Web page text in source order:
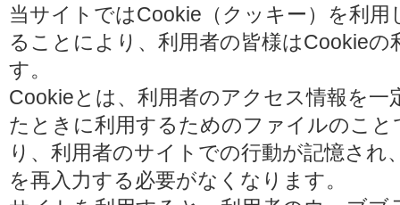
当サイトではCookie（クッキー）を利
ることにより、利用者の皆様はCookie
す。
Cookieとは、利用者のアクセス情報を
たときに利用するためのファイルのこ
り、利用者のサイトでの行動が記憶さ
を再入力する必要がなくなります。